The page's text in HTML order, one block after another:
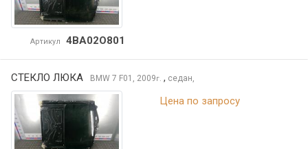
Артикул 4BA02O801
СТЕКЛО ЛЮКА BMW 7 F01, 2009г. , седан,
Цена по запросу